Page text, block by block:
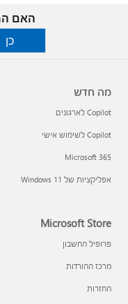
האם
כן
מה חדש
Copilot לארגונים
Copilot לשימוש אישי
Microsoft 365
אפליקציות של Windows 11‏
Microsoft Store
פרופיל החשבון
מרכז ההורדות
החזרות